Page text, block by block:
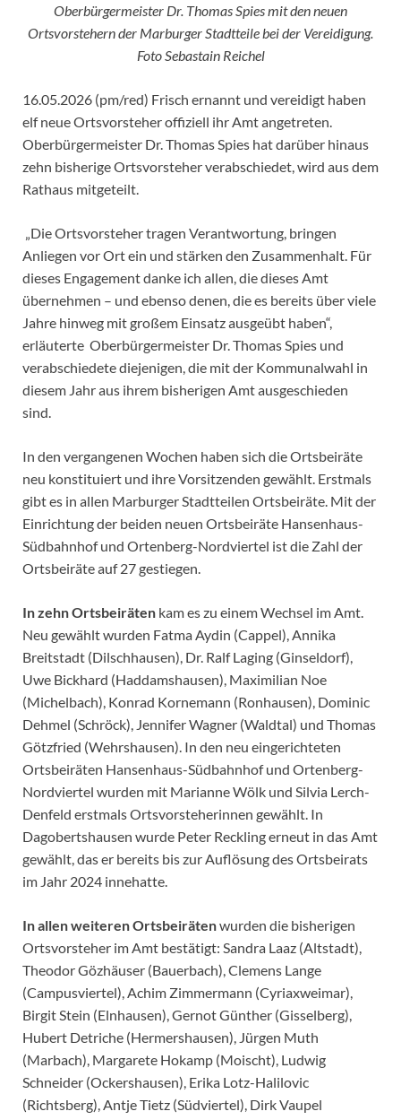
Oberbürgermeister Dr. Thomas Spies mit den neuen
Ortsvorstehern der Marburger Stadtteile bei der Vereidigung.
Foto Sebastain Reichel
16.05.2026 (pm/red) Frisch ernannt und vereidigt haben
elf neue Ortsvorsteher offiziell ihr Amt angetreten.
Oberbürgermeister Dr. Thomas Spies hat darüber hinaus
zehn bisherige Ortsvorsteher verabschiedet, wird aus dem
Rathaus mitgeteilt.
„Die Ortsvorsteher tragen Verantwortung, bringen
Anliegen vor Ort ein und stärken den Zusammenhalt. Für
dieses Engagement danke ich allen, die dieses Amt
übernehmen – und ebenso denen, die es bereits über viele
Jahre hinweg mit großem Einsatz ausgeübt haben“,
erläuterte Oberbürgermeister Dr. Thomas Spies und
verabschiedete diejenigen, die mit der Kommunalwahl in
diesem Jahr aus ihrem bisherigen Amt ausgeschieden
sind.
In den vergangenen Wochen haben sich die Ortsbeiräte
neu konstituiert und ihre Vorsitzenden gewählt. Erstmals
gibt es in allen Marburger Stadtteilen Ortsbeiräte. Mit der
Einrichtung der beiden neuen Ortsbeiräte Hansenhaus-
Südbahnhof und Ortenberg-Nordviertel ist die Zahl der
Ortsbeiräte auf 27 gestiegen.
In zehn Ortsbeiräten kam es zu einem Wechsel im Amt.
Neu gewählt wurden Fatma Aydin (Cappel), Annika
Breitstadt (Dilschhausen), Dr. Ralf Laging (Ginseldorf),
Uwe Bickhard (Haddamshausen), Maximilian Noe
(Michelbach), Konrad Kornemann (Ronhausen), Dominic
Dehmel (Schröck), Jennifer Wagner (Waldtal) und Thomas
Götzfried (Wehrshausen). In den neu eingerichteten
Ortsbeiräten Hansenhaus-Südbahnhof und Ortenberg-
Nordviertel wurden mit Marianne Wölk und Silvia Lerch-
Denfeld erstmals Ortsvorsteherinnen gewählt. In
Dagobertshausen wurde Peter Reckling erneut in das Amt
gewählt, das er bereits bis zur Auflösung des Ortsbeirats
im Jahr 2024 innehatte.
In allen weiteren Ortsbeirätenwurden die bisherigen
Ortsvorsteher im Amt bestätigt: Sandra Laaz (Altstadt),
Theodor Gözhäuser (Bauerbach), Clemens Lange
(Campusviertel), Achim Zimmermann (Cyriaxweimar),
Birgit Stein (Elnhausen), Gernot Günther (Gisselberg),
Hubert Detriche (Hermershausen), Jürgen Muth
(Marbach), Margarete Hokamp (Moischt), Ludwig
Schneider (Ockershausen), Erika Lotz-Halilovic
(Richtsberg), Antje Tietz (Südviertel), Dirk Vaupel